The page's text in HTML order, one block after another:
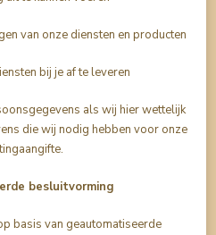
van onze diensten en producten
bij je af te leveren
als wij hier wettelijk
die wij nodig hebben voor onze
besluitvorming
basis van geautomatiseerde